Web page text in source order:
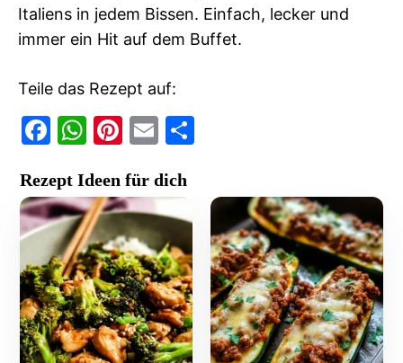
Italiens in jedem Bissen. Einfach, lecker und
immer ein Hit auf dem Buffet.
Teile das Rezept auf:
F
c
e
b
o
o
k
W
at
s
A
p
p
Pi
er
e
st
E
ai
l
le
n
Rezept Ideen für dich